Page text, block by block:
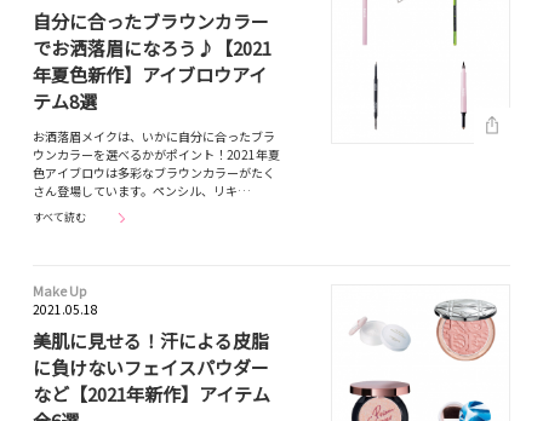
自分に合ったブラウンカラー
でお洒落眉になろう♪【2021
年夏色新作】アイブロウアイ
テム8選
お洒落眉メイクは、いかに自分に合ったブラ
ウンカラーを選べるかがポイント！2021年夏
色アイブロウは多彩なブラウンカラーがたく
さん登場しています。ペンシル、リキ…
すべて読む
Make Up
2021.05.18
美肌に見せる！汗による皮脂
に負けないフェイスパウダー
など【2021年新作】アイテム